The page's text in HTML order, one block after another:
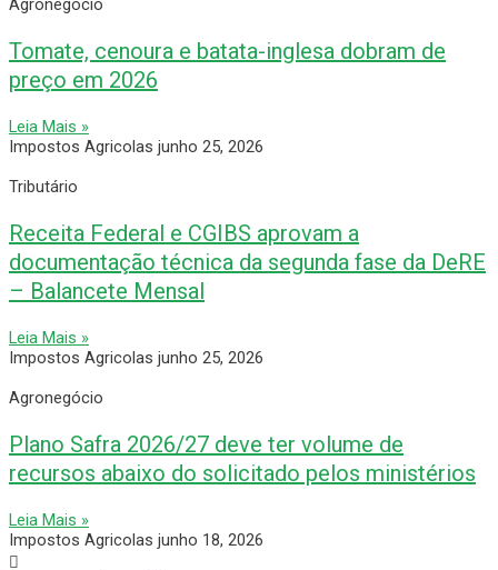
Agronegócio
Tomate, cenoura e batata-inglesa dobram de
preço em 2026
Leia Mais »
Impostos Agricolas junho 25, 2026
Tributário
Receita Federal e CGIBS aprovam a
documentação técnica da segunda fase da DeRE
– Balancete Mensal
Leia Mais »
Impostos Agricolas junho 25, 2026
Agronegócio
Plano Safra 2026/27 deve ter volume de
recursos abaixo do solicitado pelos ministérios
Leia Mais »
Impostos Agricolas junho 18, 2026